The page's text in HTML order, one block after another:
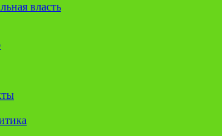
власть